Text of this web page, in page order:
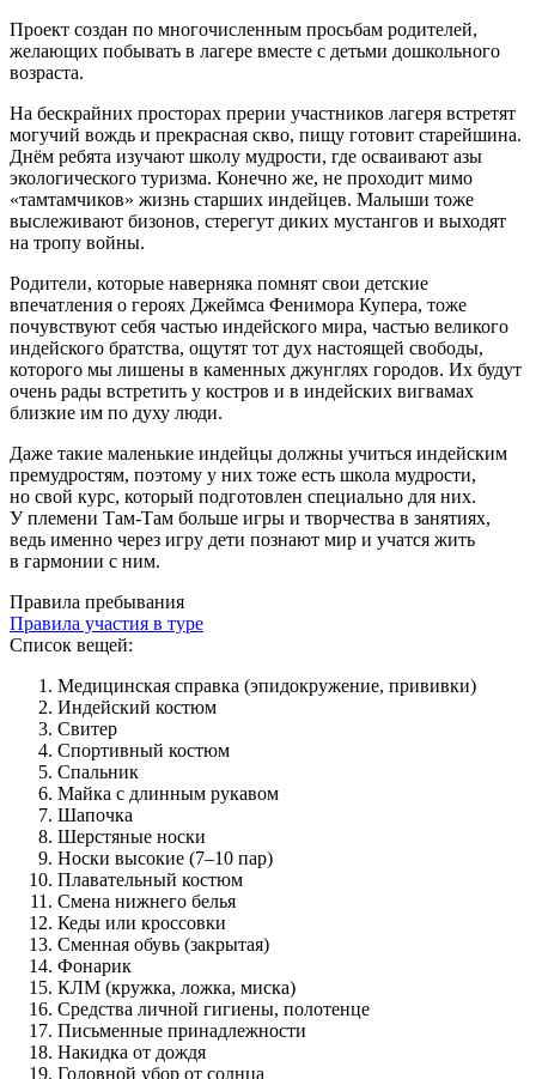
Проект создан по многочисленным просьбам родителей,
желающих побывать в лагере вместе с детьми дошкольного
возраста.
На бескрайних просторах прерии участников лагеря встретят
могучий вождь и прекрасная скво, пищу готовит старейшина.
Днём ребята изучают школу мудрости, где осваивают азы
экологического туризма. Конечно же, не проходит мимо
«тамтамчиков» жизнь старших индейцев. Малыши тоже
выслеживают бизонов, стерегут диких мустангов и выходят
на тропу войны.
Родители, которые наверняка помнят свои детские
впечатления о героях Джеймса Фенимора Купера, тоже
почувствуют себя частью индейского мира, частью великого
индейского братства, ощутят тот дух настоящей свободы,
которого мы лишены в каменных джунглях городов. Их будут
очень рады встретить у костров и в индейских вигвамах
близкие им по духу люди.
Даже такие маленькие индейцы должны учиться индейским
премудростям, поэтому у них тоже есть школа мудрости,
но свой курс, который подготовлен специально для них.
У племени Там-Там больше игры и творчества в занятиях,
ведь именно через игру дети познают мир и учатся жить
в гармонии с ним.
Правила пребывания
Правила участия в туре
Список вещей:
Медицинская справка (эпидокружение, прививки)
Индейский костюм
Свитер
Спортивный костюм
Спальник
Майка с длинным рукавом
Шапочка
Шерстяные носки
Носки высокие (7–10 пар)
Плавательный костюм
Смена нижнего белья
Кеды или кроссовки
Сменная обувь (закрытая)
Фонарик
КЛМ (кружка, ложка, миска)
Средства личной гигиены, полотенце
Письменные принадлежности
Накидка от дождя
Головной убор от солнца